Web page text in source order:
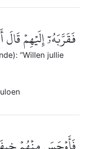
فَقَرَّبَهُۥٓ إِلَيۡهِمۡ
“Willen jullie